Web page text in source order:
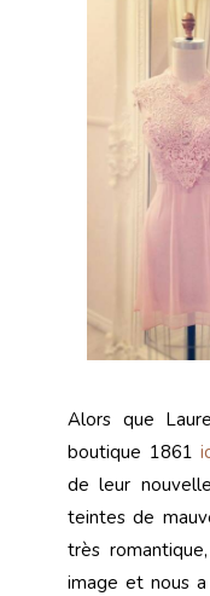
Alors que
boutique 1861
de leur
teintes de
très
image et nous